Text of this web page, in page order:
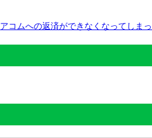
アコムへの返済ができなくなってしま